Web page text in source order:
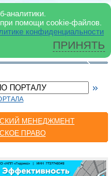
аналитики.
при помощи cookie-файлов.
конфиденциальности
ПРИНЯТЬ
МЕНЕДЖМЕНТ
ПРАВО